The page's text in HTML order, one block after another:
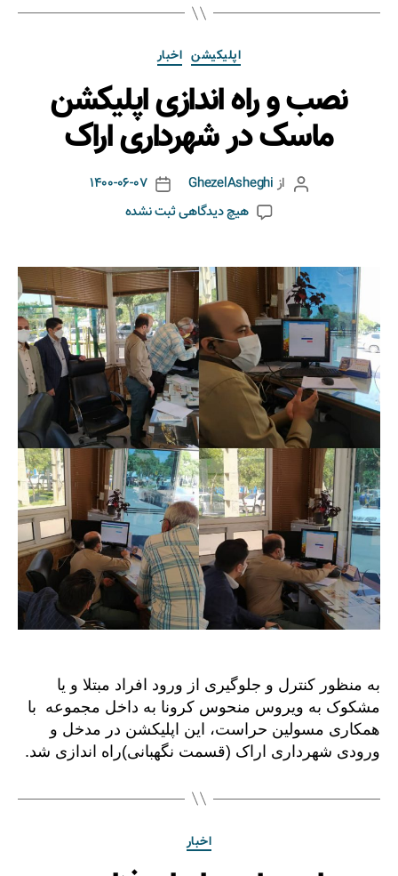
اپلیکیشن اخبار
نصب و راه اندازی اپلیکشن
ماسک در شهرداری اراک
از GhezelAsheghi
1400-06-07
هیچ دیدگاهیثبت نشده
به منظور کنترل و جلوگیری از ورود افراد مبتلا و یا
مشکوک به ویروس منحوس کرونا به داخل مجموعه با
همکاری مسولین حراست، این اپلیکشن در مدخل و
ورودی شهرداری اراک (قسمت نگهبانی)راه اندازی شد.
اخبار